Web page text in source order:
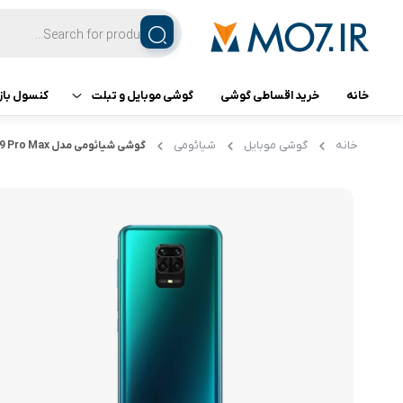
خانه خرید اقساطی گوشی گوشی موبایل و تبلت
تبلت
گوشی سامسونگ
گوشی شیائومی
گوشی ناتینگ فون
کنسول
کنسول خانه گوشی موبایل شیائومی گوشی شیائومی مدل Redmi Note 9 Pro Max ظرفیت 64GB 6GB RAM